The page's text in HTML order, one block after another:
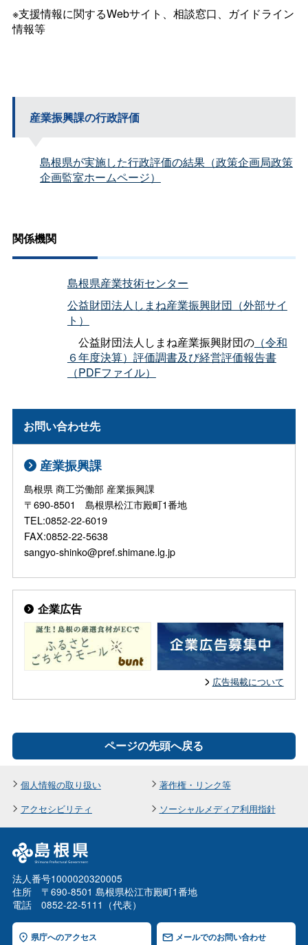
※支援情報に関するWebサイト、相談窓口、ガイドライン
情報等
産業振興課の行政評価
島根県が実施した行政評価の結果（政策企画局政策
企画監室ホームページ）
関係機関
島根県産業技術センター
公益財団法人しまね産業振興財団（外部サイ
ト）
公益財団法人しまね産業振興財団の（令和
６年度決算）評価調書及び経営評価報告書
（PDFファイル）
お問い合わせ先
産業振興課
島根県 商工労働部 産業振興課
〒690-8501 島根県松江市殿町1番地
TEL:0852-22-6019
FAX:0852-22-5638
sangyo-shinko@pref.shimane.lg.jp
企業広告
広告掲載について
ページの先頭へ戻る
個人情報の取り扱い
著作権・リンク等
アクセシビリティ
ソーシャルメディア利用指針
法人番号1000020320005
住所 〒690-8501 島根県松江市殿町1番地
電話 0852-22-5111（代表）
県庁へのアクセス メールでのお問い合わせ